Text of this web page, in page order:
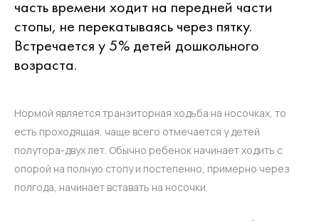
часть времени ходит на передней части
стопы, не перекатываясь через пятку.
Встречается у 5% детей дошкольного
возраста.
Нормой является транзиторная ходьба на носочках, то
есть проходящая, чаще всего отмечается у детей
полутора-двух лет. Обычно ребенок начинает ходить с
опорой на полную стопу и постепенно, примерно через
полгода, начинает вставать на носочки.